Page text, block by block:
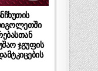
ჯგუფის